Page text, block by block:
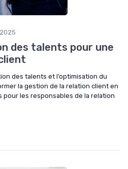
des talents pour une
des talents et l’optimisation du
la gestion de la relation client en
les responsables de la relation